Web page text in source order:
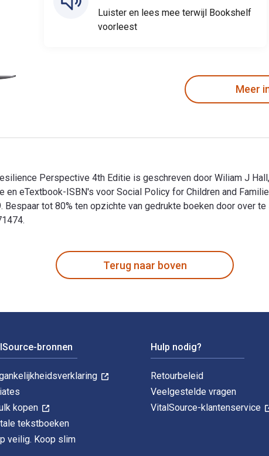
Luister en lees mee terwijl Bookshelf
voorleest
Meer
Perspective 4th Editie is geschreven door Wiliam J
en eTextbook-ISBN's voor Social Policy for Children and
tot 80% ten opzichte van gedrukte boeken door over
Terug naar boven
bronnen
kopen
tekstboeken
veilig. Koop slim
Hulp nodig?
Retourbeleid
Veelgestelde vragen
VitalSource-klantenservice